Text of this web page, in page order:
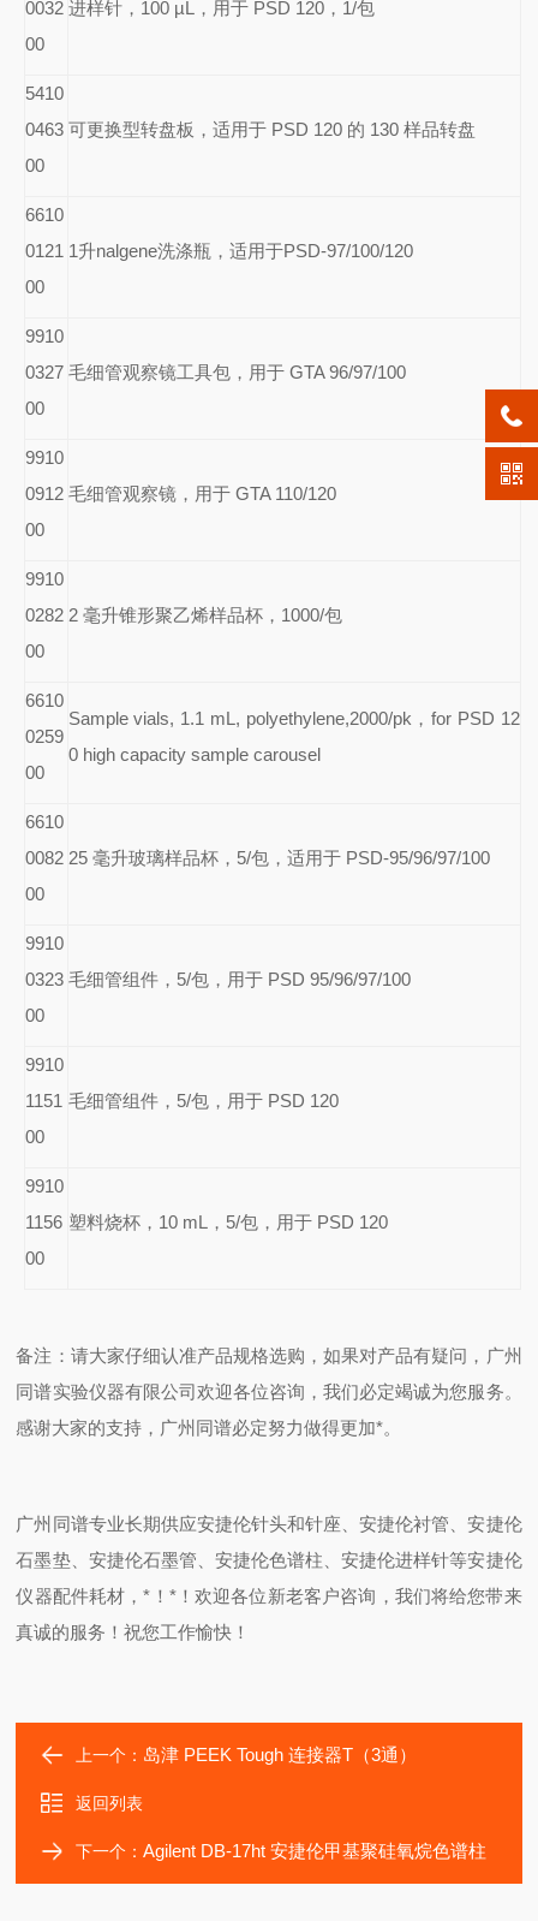
0032
00
进样针，100 µL，用于 PSD 120，1/包
5410
0463
00
可更换型转盘板，适用于 PSD 120 的 130 样品转盘
6610
0121
00
1升nalgene洗涤瓶，适用于PSD-97/100/120
9910
0327
00
毛细管观察镜工具包，用于 GTA 96/97/100
9910
0912
00
毛细管观察镜，用于 GTA 110/120
9910
0282
00
2 毫升锥形聚乙烯样品杯，1000/包
6610
0259
00
Sample vials, 1.1 mL, polyethylene,2000/pk ，for PSD 12
0 high capacity sample carousel
6610
0082
00
25 毫升玻璃样品杯，5/包，适用于 PSD-95/96/97/100
9910
0323
00
毛细管组件，5/包，用于 PSD 95/96/97/100
9910
1151
00
毛细管组件，5/包，用于 PSD 120
9910
1156
00
塑料烧杯，10 mL，5/包，用于 PSD 120
备注：请大家仔细认准产品规格选购，如果对产品有疑问，广州
同谱实验仪器有限公司欢迎各位咨询，我们必定竭诚为您服务。
感谢大家的支持，广州同谱必定努力做得更加*。
广州同谱专业长期供应安捷伦针头和针座、安捷伦衬管、安捷伦
石墨垫、安捷伦石墨管、安捷伦色谱柱、安捷伦进样针等安捷伦
仪器配件耗材，*！*！欢迎各位新老客户咨询，我们将给您带来
真诚的服务！祝您工作愉快！
上一个： 岛津 PEEK Tough 连接器T（3通）
返回列表
下一个：Agilent DB-17ht 安捷伦甲基聚硅氧烷色谱柱